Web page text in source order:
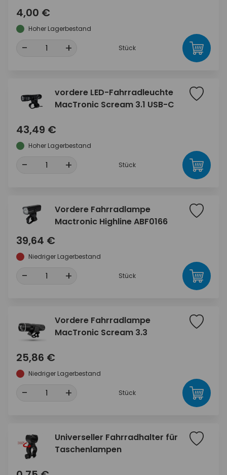
4,00 €
Hoher Lagerbestand
- + Stück
vordere LED-Fahrradleuchte
MacTronic Scream 3.1 USB-C
43,49 €
Hoher Lagerbestand
- + Stück
Vordere Fahrradlampe
Mactronic Highline ABF0166
39,64 €
Niedriger Lagerbestand
- + Stück
Vordere Fahrradlampe
MacTronic Scream 3.3
25,86 €
Niedriger Lagerbestand
- + Stück
Universeller Fahrradhalter für
Taschenlampen